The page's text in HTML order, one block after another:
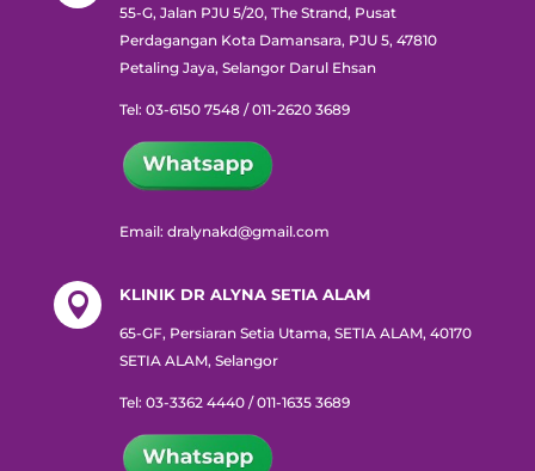
55-G, Jalan PJU 5/20, The Strand, Pusat
Perdagangan Kota Damansara, PJU 5, 47810
Petaling Jaya, Selangor Darul Ehsan
Tel: 03-6150 7548 / 011-2620 3689
Email: dralynakd@gmail.com
 KLINIK DR ALYNA SETIA ALAM
65-GF, Persiaran Setia Utama, SETIA ALAM, 40170
SETIA ALAM, Selangor
Tel: 03-3362 4440 / 011-1635 3689